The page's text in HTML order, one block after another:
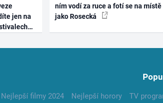
jen na
ním vodí za ruce a fotí se na místě
jako Rosecká
Nejlepší filmy 2024 Nejlepší horory TV